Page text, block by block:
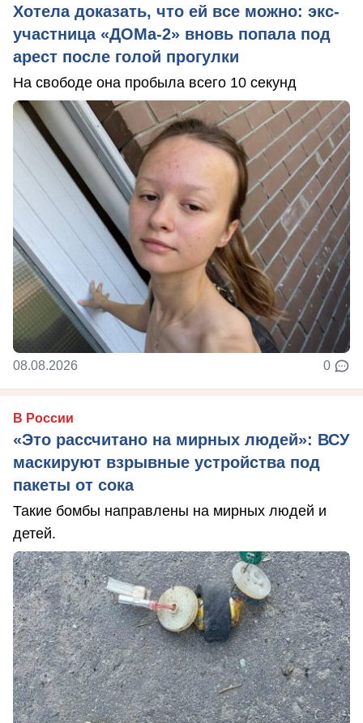
Хотела доказать, что ей все можно: экс-
участница «ДОМа-2» вновь попала под
арест после голой прогулки
На свободе она пробыла всего 10 секунд
08.08.2026 0
В России
«Это рассчитано на мирных людей»: ВСУ
маскируют взрывные устройства под
пакеты от сока
Такие бомбы направлены на мирных людей и
детей.